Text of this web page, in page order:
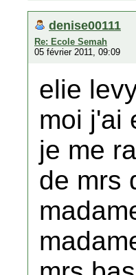
denise00111
Re: Ecole Semah
05 février 2011, 09:09
elie
moi j'ai
je me
de mrs